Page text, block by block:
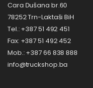
Cara Dušana br.60
78252 Trn-Laktaši BiH
Tel.: +387 51 492 451
Fax: +387 51 492 452
Mob.: +387 66 838 888
info@truckshop.ba